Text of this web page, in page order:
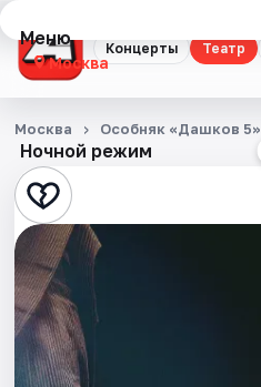
Концерты Театр
Меню
Москва
Концерты
Театр
Стендап
Выставки
Квесты
Экскурсии
Ночной режим
Москва Особняк «Дашков 5»